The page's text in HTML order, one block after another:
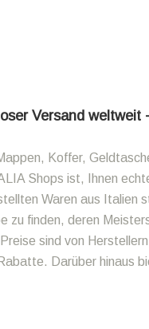
Versand weltweit
Koffer,
Shops ist, Ihnen
Waren aus Italien
finden, deren
sind von
Darüber hinaus